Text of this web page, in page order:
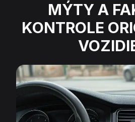
MÝTY A
KONTROLE